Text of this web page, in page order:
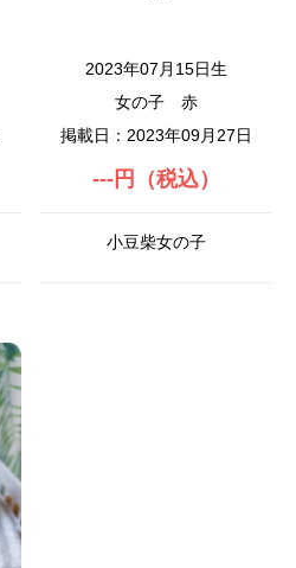
2023年07月15日生
女の子
赤
掲載日：2023年09月27日
---円（税込）
小豆柴女の子